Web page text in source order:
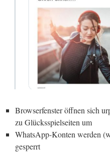
Browserfenster öffnen sich
zu Glücksspielseiten um
WhatsApp-Konten werden
gesperrt